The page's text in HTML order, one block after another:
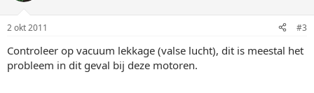
2 okt 2011 #3
Controleer op vacuum lekkage (valse lucht), dit is meestal het
probleem in dit geval bij deze motoren.